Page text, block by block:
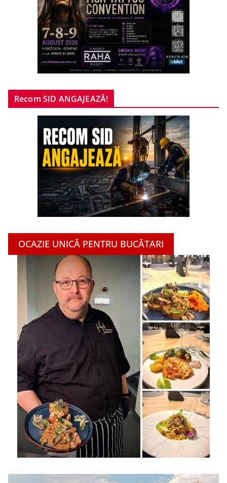
Recom SID ANGAJEAZĂ!
OCAZIE UNICĂ PENTRU BUCĂTARI